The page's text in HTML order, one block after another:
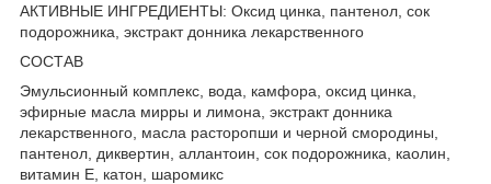
АКТИВНЫЕ ИНГРЕДИЕНТЫ: Оксид цинка, пантенол, сок
подорожника, экстракт донника лекарственного
СОСТАВ
Эмульсионный комплекс, вода, камфора, оксид цинка,
эфирные масла мирры и лимона, экстракт донника
лекарственного, масла расторопши и черной смородины,
пантенол, диквертин, аллантоин, сок подорожника, каолин,
витамин Е, катон, шаромикс